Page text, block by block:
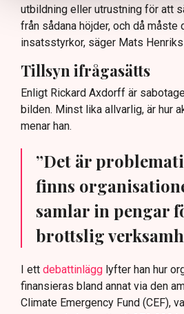
utbildning eller utrustning för att
från sådana höjder, och då måste
insatsstyrkor, säger Mats
Tillsyn ifrågasätts
Enligt Rickard Axdorff är
bilden. Minst lika allvarlig, är hur
menar han.
”Det är
finns
samlar in pengar
brottslig
I ett debattinlägg lyfter han hur
finansieras bland annat via den
Climate Emergency Fund (CEF),